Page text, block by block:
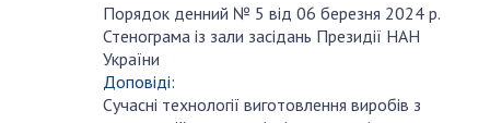
Порядок денний № 5 від 06 березня 2024 р.
Стенограма із зали засідань Президії НАН
України
Доповіді:
Сучасні технології виготовлення виробів з